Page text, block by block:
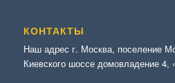
КОНТАКТЫ
Наш адрес г. Москва, поселение
Киевского шоссе домовладение 4,